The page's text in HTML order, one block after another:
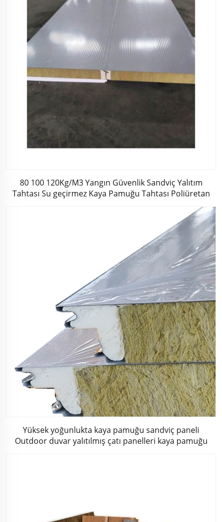
80 100 120Kg/M3 Yangın Güvenlik Sandviç Yalıtım
Tahtası Su geçirmez Kaya Pamuğu Tahtası Poliüretan
Yüksek yoğunlukta kaya pamuğu sandviç paneli
Outdoor duvar yalıtılmış çatı panelleri kaya pamuğu